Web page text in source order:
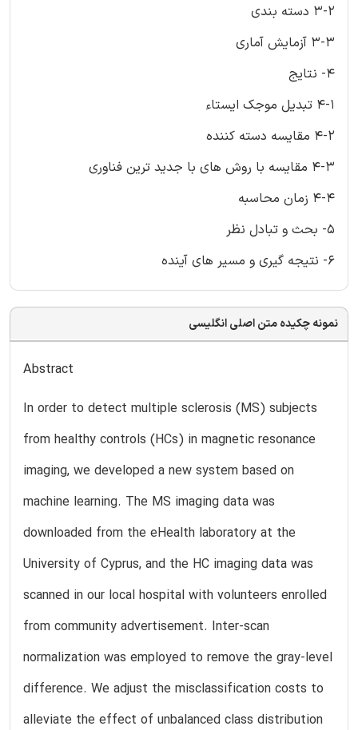
3-2 دسته بندی
3-3 آزمایش آماری
4- نتایج
4-1 تبدیل موجک ایستاء
4-2 مقایسه دسته کننده
4-3 مقایسه با روش های با جدید ترین فناوری
4-4 زمان محاسبه
5- بحث و تبادل نظر
6- نتیجه گیری و مسیر های آینده
نمونه چکیده متن اصلی انگلیسی
Abstract
In order to detect multiple sclerosis (MS) subjects
from healthy controls (HCs) in magnetic resonance
imaging, we developed a new system based on
machine learning. The MS imaging data was
downloaded from the eHealth laboratory at the
University of Cyprus, and the HC imaging data was
scanned in our local hospital with volunteers enrolled
from community advertisement. Inter-scan
normalization was employed to remove the gray-level
difference. We adjust the misclassification costs to
alleviate the effect of unbalanced class distribution